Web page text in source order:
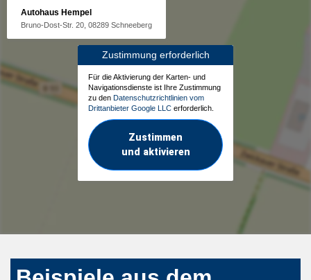
Autohaus Hempel
Bruno-Dost-Str. 20, 08289 Schneeberg
Zustimmung erforderlich
Für die Aktivierung der Karten- und
Navigationsdienste ist Ihre Zustimmung
zu den Datenschutzrichtlinien vom
Drittanbieter Google LLC erforderlich.
Zustimmen
und aktivieren